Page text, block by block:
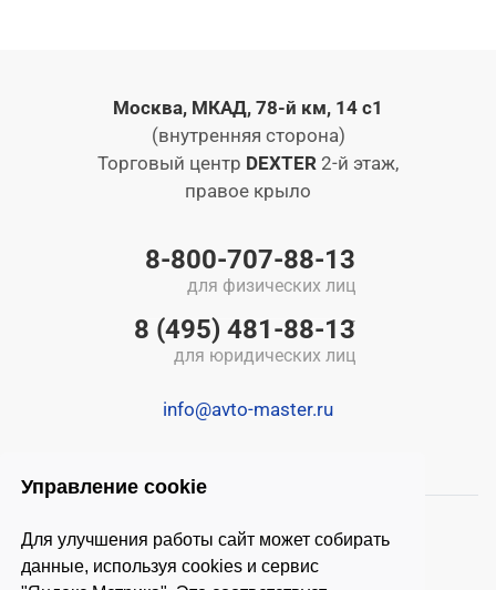
Управление cookie
Для улучшения работы сайт может собирать
данные, используя cookies и сервис
Москва, МКАД, 78-й км, 14 с1
(внутренняя сторона)
Торговый центр DEXTER 2-й этаж,
правое крыло
8-800-707-88-13
для физических лиц
8 (495) 481-88-13
для юридических лиц
info@avto-master.ru